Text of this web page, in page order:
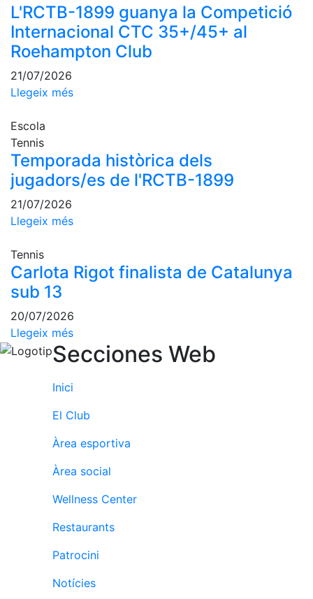
Pàdel
Escola de
Pàdel
Campionat
Social Pàdel
d'Honor
Històric
del
Campionat
Social
Altres esports
Activitats
Socials
culturals
Conferències
Inspirational
Talks
Calendari
d'Activitats
Socials
Jocs de taula
Penyes del
L'RCTB-1899 guanya la Competició
Internacional CTC 35+/45+ al
Roehampton Club
21/07/2026
Llegeix més
Escola
Tennis
Temporada històrica dels
jugadors/es de l'RCTB-1899
21/07/2026
Llegeix més
Tennis
Carlota Rigot finalista de Catalunya
sub 13
20/07/2026
Llegeix més
Secciones Web
Inici
El Club
Àrea esportiva
Àrea social
Wellness Center
Restaurants
Patrocini
Notícies